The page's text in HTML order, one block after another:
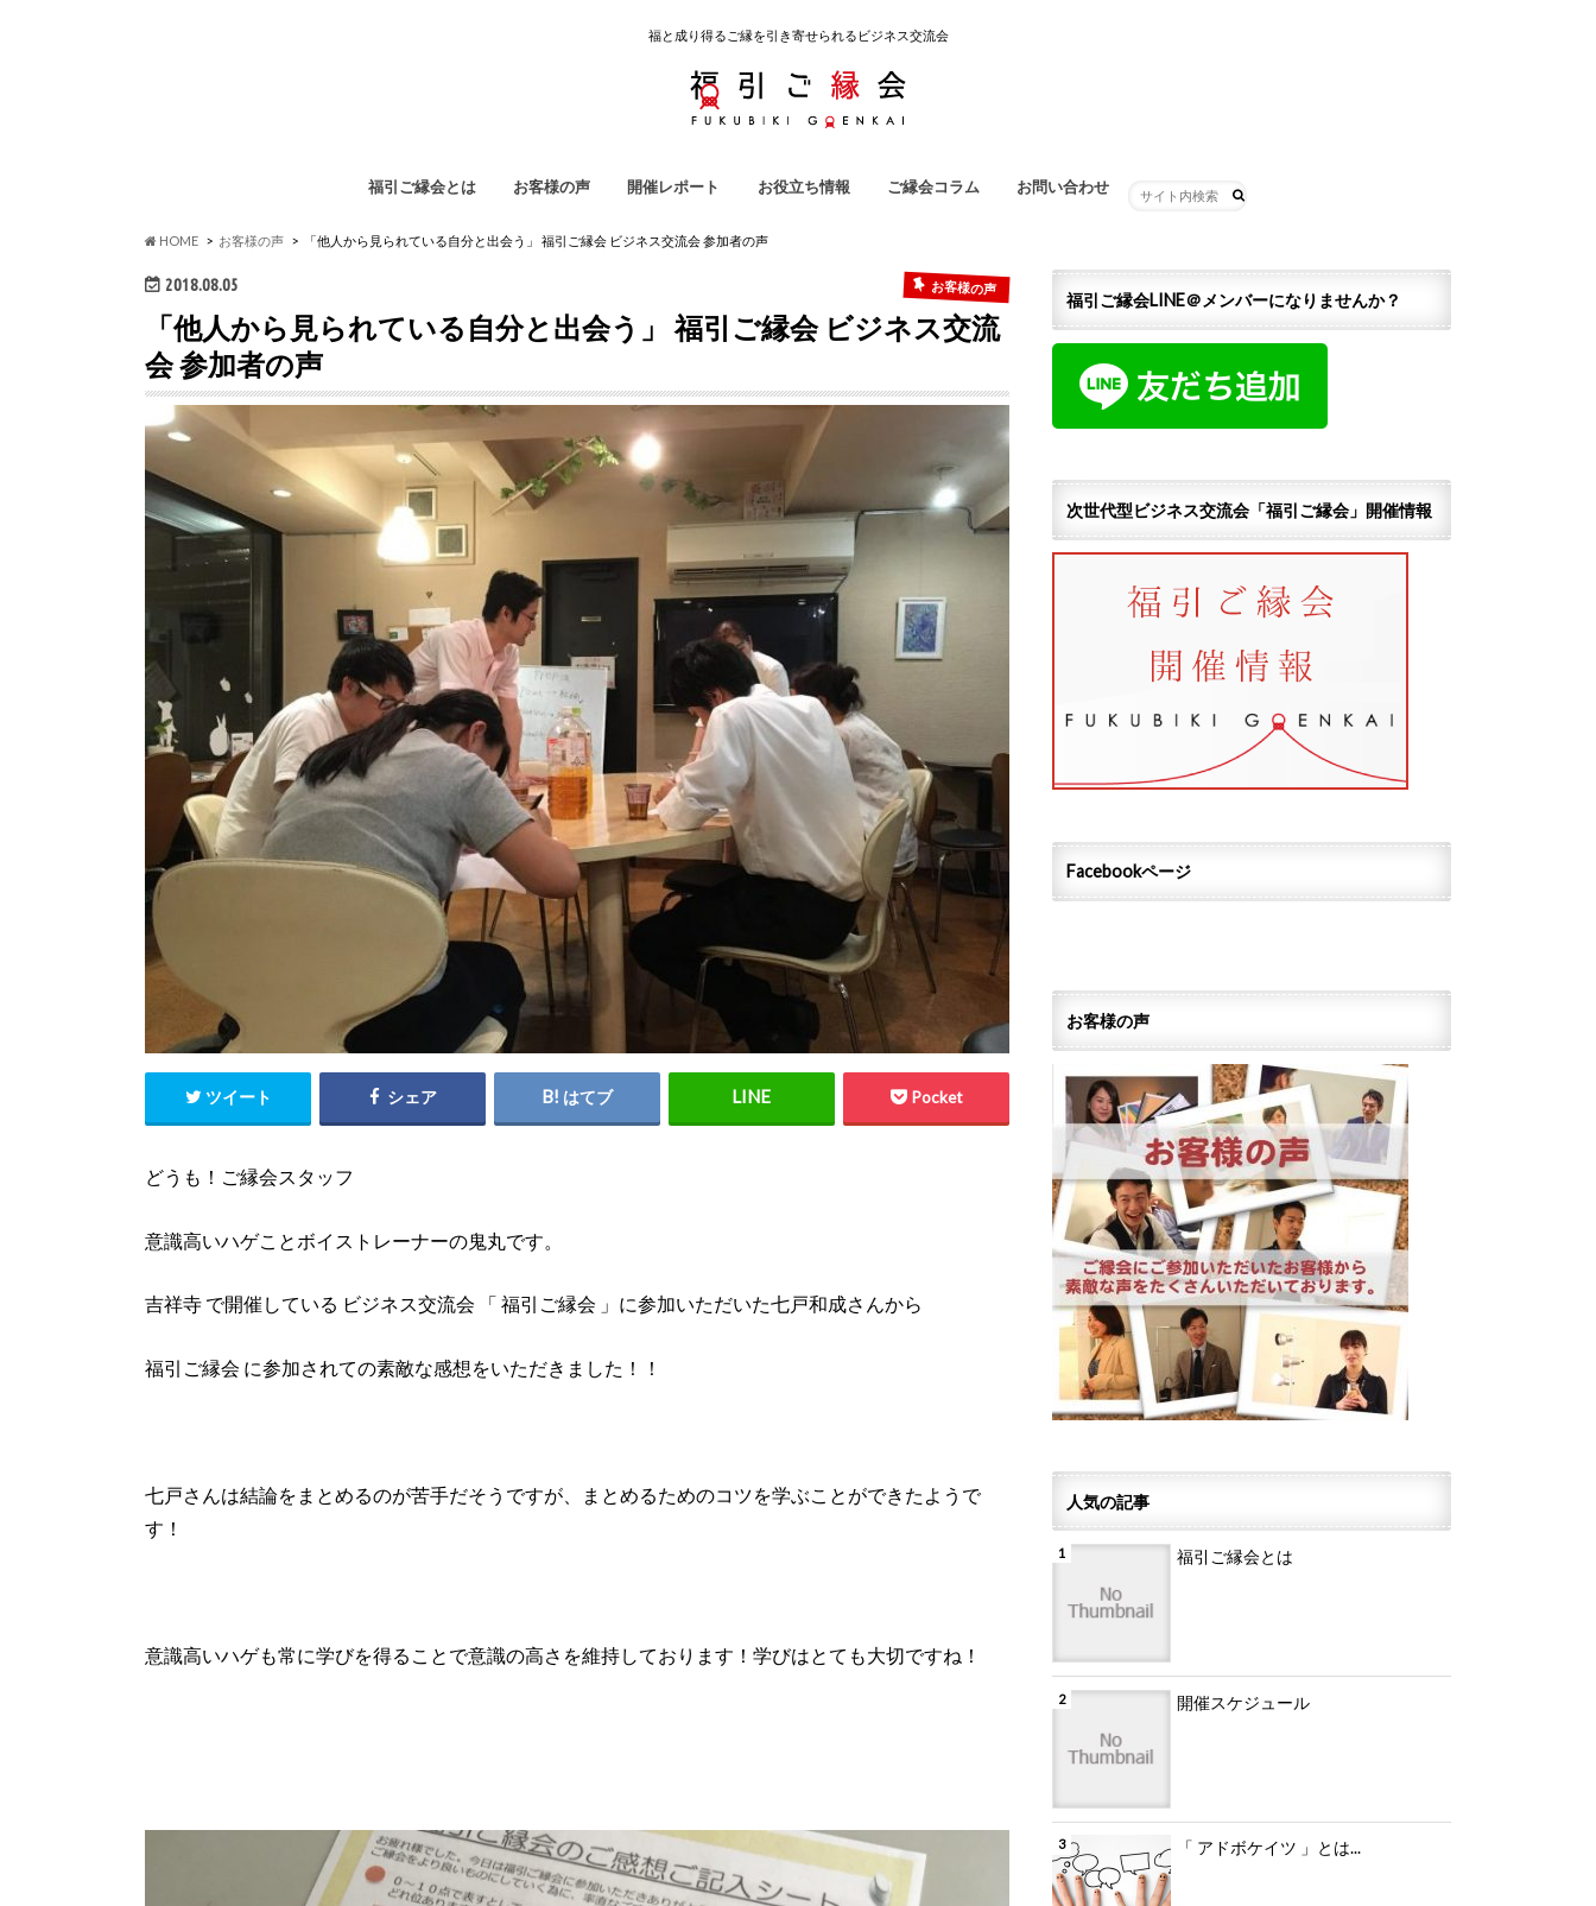
福と成り得るご縁を引き寄せられるビジネス交流会
福引ご縁会とは お客様の声 開催レポート お役立ち情報 ご縁会コラム お問い合わせ
HOME お客様の声 「他人から見られている自分と出会う」 福引ご縁会 ビジネス交流会 参加者の声
2018.08.05 お客様の声
「他人から見られている自分と出会う」 福引ご縁会 ビジネス交流
会 参加者の声
ツイート シェア はてブ Pocket
どうも！ご縁会スタッフ
意識高いハゲことボイストレーナーの鬼丸です。
吉祥寺 で開催している ビジネス交流会 「 福引ご縁会 」に参加いただいた七戸和成さんから
福引ご縁会 に参加されての素敵な感想をいただきました！！
七戸さんは結論をまとめるのが苦手だそうですが、まとめるためのコツを学ぶことができたようで
す！
意識高いハゲも常に学びを得ることで意識の高さを維持しております！学びはとても大切ですね！
福引ご縁会LINE＠メンバーになりませんか？
次世代型ビジネス交流会「福引ご縁会」開催情報
Facebookページ
お客様の声
人気の記事
福引ご縁会とは
開催スケジュール
「 アドボケイツ 」とは...